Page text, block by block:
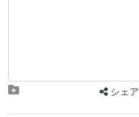
シェ